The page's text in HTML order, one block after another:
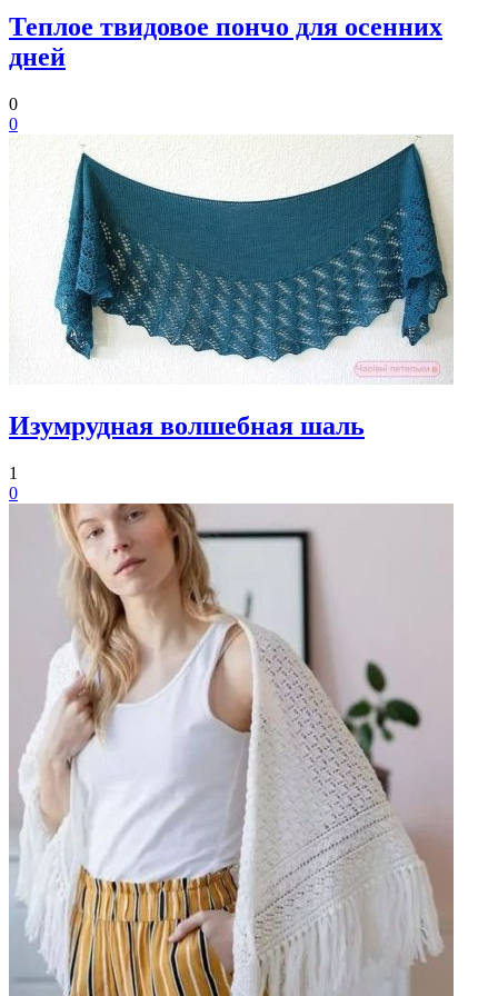
Теплое твидовое пончо для осенних
дней
0
0
Изумрудная волшебная шаль
1
0